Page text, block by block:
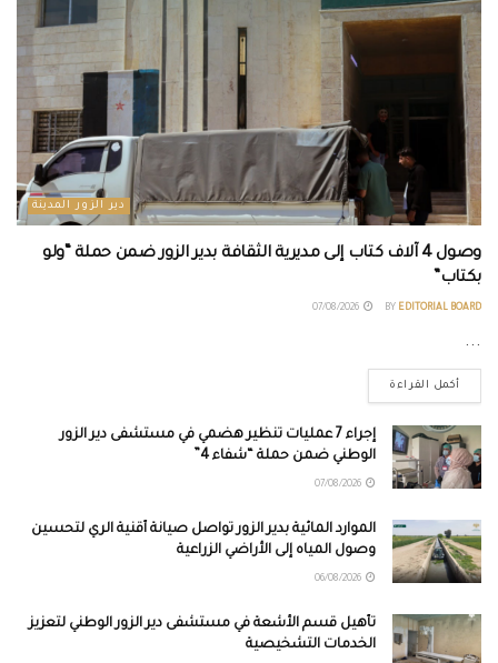
دير الزور المدينة
وصول 4 آلاف كتاب إلى مديرية الثقافة بدير الزور ضمن حملة “ولو
بكتاب”
BY EDITORIAL BOARD
...
أكمل القراءة
إجراء 7 عمليات تنظير هضمي في مستشفى دير الزور
الوطني ضمن حملة “شفاء 4”
الموارد المائية بدير الزور تواصل صيانة أقنية الري لتحسين
وصول المياه إلى الأراضي الزراعية
تأهيل قسم الأشعة في مستشفى دير الزور الوطني لتعزيز
الخدمات التشخيصية